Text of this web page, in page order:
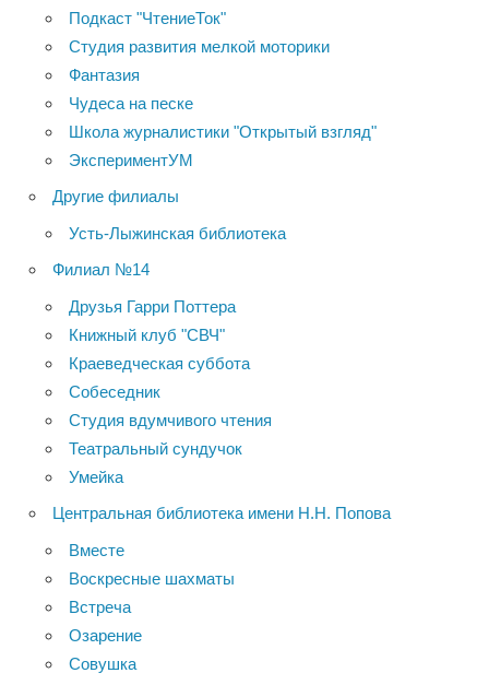
Подкаст "ЧтениеТок"
Студия развития мелкой моторики
Фантазия
Чудеса на песке
Школа журналистики "Открытый взгляд"
ЭкспериментУМ
Другие филиалы
Усть-Лыжинская библиотека
Филиал №14
Друзья Гарри Поттера
Книжный клуб "СВЧ"
Краеведческая суббота
Собеседник
Студия вдумчивого чтения
Театральный сундучок
Умейка
Центральная библиотека имени Н.Н. Попова
Вместе
Воскресные шахматы
Встреча
Озарение
Совушка